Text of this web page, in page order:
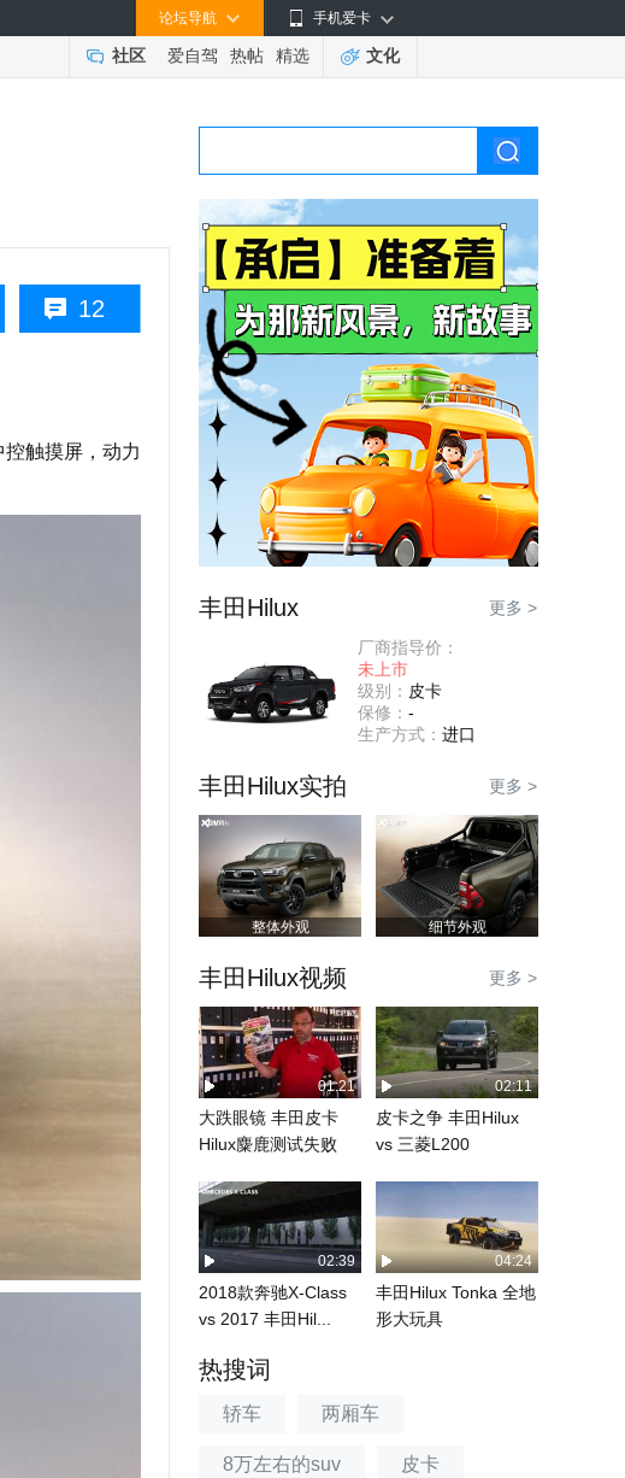
手机爱卡
论坛导航
社区 爱自驾 热帖 精选 文化
12
触摸屏，动力
丰田Hilux 更多 >
厂商指导价：
未上市
级别： 皮卡
保修： -
生产方式： 进口
丰田Hilux实拍 更多 >
整体外观 细节外观
丰田Hilux视频 更多 >
01:21
大跌眼镜 丰田皮卡
Hilux麋鹿测试失败
02:11
皮卡之争 丰田Hilux
vs 三菱L200
02:39
2018款奔驰X-Class
vs 2017 丰田Hil...
04:24
丰田Hilux Tonka 全地
形大玩具
热搜词
轿车 两厢车
8万左右的suv 皮卡